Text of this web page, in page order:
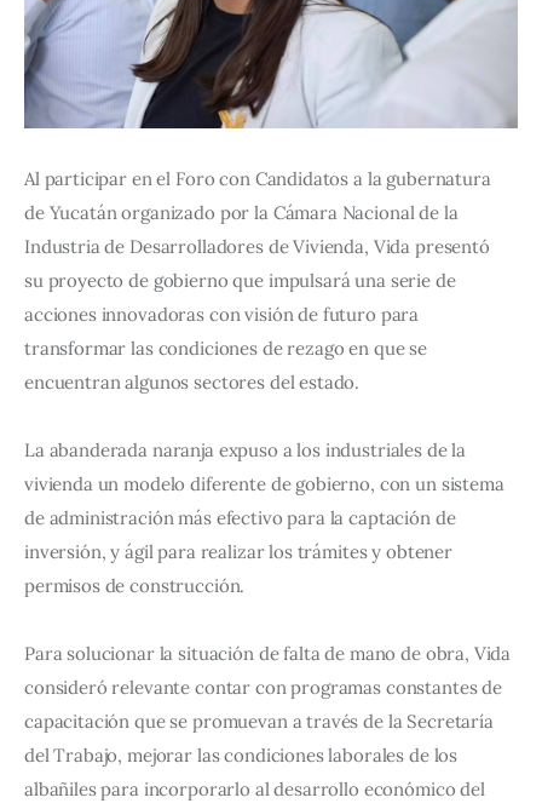
Al participar en el Foro con Candidatos a la gubernatura
de Yucatán organizado por la Cámara Nacional de la
Industria de Desarrolladores de Vivienda, Vida presentó
su proyecto de gobierno que impulsará una serie de
acciones innovadoras con visión de futuro para
transformar las condiciones de rezago en que se
encuentran algunos sectores del estado.
La abanderada naranja expuso a los industriales de la
vivienda un modelo diferente de gobierno, con un sistema
de administración más efectivo para la captación de
inversión, y ágil para realizar los trámites y obtener
permisos de construcción.
Para solucionar la situación de falta de mano de obra, Vida
consideró relevante contar con programas constantes de
capacitación que se promuevan a través de la Secretaría
del Trabajo, mejorar las condiciones laborales de los
albañiles para incorporarlo al desarrollo económico del